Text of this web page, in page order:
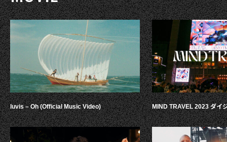
luvis – Oh (Official Music Video) MIND TRAVEL 2023 ダイ